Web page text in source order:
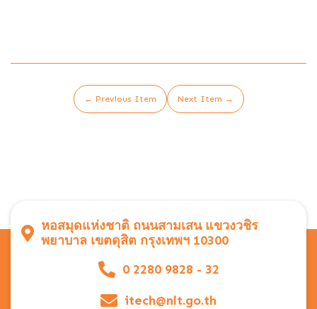
← Previous Item Next Item →
หอสมุดแห่งชาติ ถนนสามเสน แขวงวชิร
พยาบาล เขตดุสิต กรุงเทพฯ 10300
0 2280 9828 - 32
itech@nlt.go.th